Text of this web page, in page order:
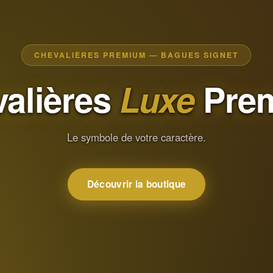
CHEVALIÈRES PREMIUM — BAGUES SIGNET
Luxe
Le symbole de votre caractère.
Découvrir la boutique